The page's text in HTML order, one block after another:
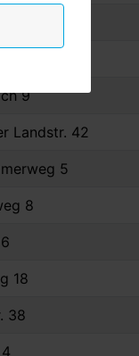
2
9
Landstr. 42
5
8
18
38